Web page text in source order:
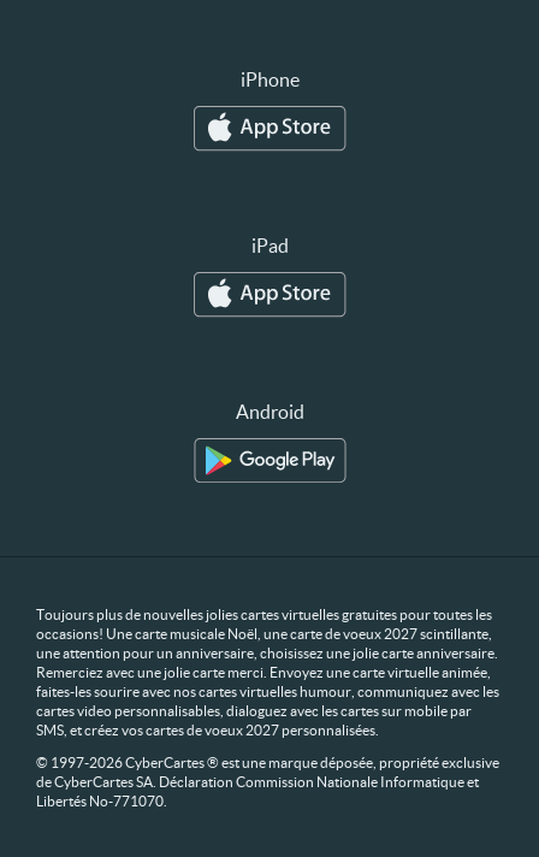
iPhone
iPad
Android
Toujours plus de nouvelles jolies cartes virtuelles gratuites pour toutes les
occasions! Une carte musicale Noël, une carte de voeux 2027 scintillante,
une attention pour un anniversaire, choisissez une jolie carte anniversaire.
Remerciez avec une jolie carte merci. Envoyez une carte virtuelle animée,
faites-les sourire avec nos cartes virtuelles humour, communiquez avec les
cartes video personnalisables, dialoguez avec les cartes sur mobile par
SMS, et créez vos cartes de voeux 2027 personnalisées.
© 1997-2026 CyberCartes ® est une marque déposée, propriété exclusive
de CyberCartes SA. Déclaration Commission Nationale Informatique et
Libertés No-771070.